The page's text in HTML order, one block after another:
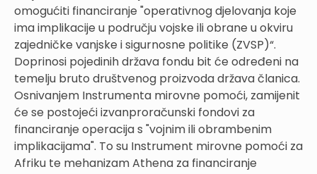
omogućiti financiranje "operativnog djelovanja koje
ima implikacije u području vojske ili obrane u okviru
zajedničke vanjske i sigurnosne politike (ZVSP)“.
Doprinosi pojedinih država fondu bit će određeni na
temelju bruto društvenog proizvoda država članica.
Osnivanjem Instrumenta mirovne pomoći, zamijenit
će se postojeći izvanproračunski fondovi za
financiranje operacija s "vojnim ili obrambenim
implikacijama". To su Instrument mirovne pomoći za
Afriku te mehanizam Athena za financiranje